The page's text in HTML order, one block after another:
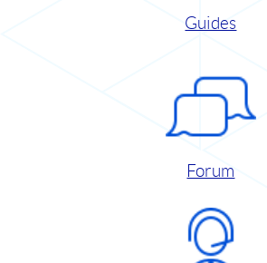
Guides
Forum